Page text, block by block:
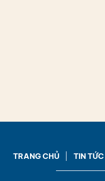
TRANG CHỦ TIN TỨC